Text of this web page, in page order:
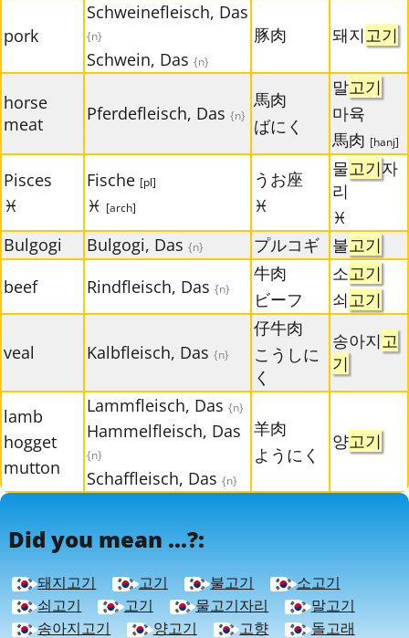
pork
Schweinefleisch, Das
{n}
Schwein, Das {n}
豚肉 돼지고기
horse
meat
Pferdefleisch, Das {n}
馬肉
ばにく
말고기
마육
馬肉 [hanj]
Pisces
♓
Fische [pl]
♓ [arch]
うお座
♓
물고기자
리
♓
Bulgogi
Bulgogi, Das {n} プルコギ 불고기
beef
Rindfleisch, Das {n}
牛肉
ビーフ
소고기
쇠고기
veal Kalbfleisch, Das {n}
仔牛肉
こうしに
く
송아지고
기
lamb
hogget
mutton
Lammfleisch, Das {n}
Hammelfleisch, Das
{n}
Schaffleisch, Das {n}
羊肉
ようにく
양고기
Did you mean ...?:
돼지고기 고기 불고기
소고기
쇠고기
고기 물고기자리
말고기
송아지고기
양고기 고향 돌고래